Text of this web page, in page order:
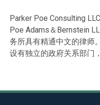
Parker Poe Consulting
Poe Adams＆Bernstein
务所具有精通中文的律师
设有独立的政府关系部门